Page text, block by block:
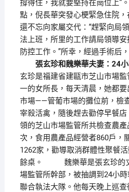
撐得住，我就要堅持在崗位
點，倪長華突發心梗緊急住院
還不忘向家屬交代：“趕緊向局
法上班，所里的工作請局領導
防控工作。”所幸，經過手術后
張玄珍和魏樂華夫妻：24小
玄珍是福建省建甌市芝山市場
一的女所長，每天清晨，她都
市場——管葡市場的攤位前，檢
宰殺活禽，隨後趕去勸停早餐
領的芝山市場監管所共檢查農
次，食用農產品經營者860戶，
1262家，勸導取消群體性聚餐
餘桌。 魏樂華是張玄珍的丈
場監管所幹部，被抽調到24小
聯合執法大隊。他每天晚上巡查